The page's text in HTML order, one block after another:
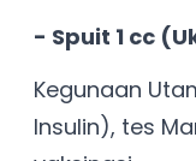
- Spuit 1 cc
Kegunaan
Insulin), tes